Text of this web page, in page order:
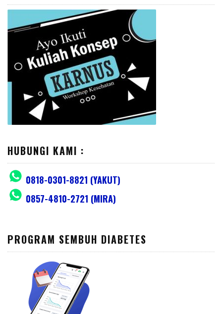
HUBUNGI KAMI :
0818-0301-8821 (YAKUT)
0857-4810-2721 (MIRA)
PROGRAM SEMBUH DIABETES